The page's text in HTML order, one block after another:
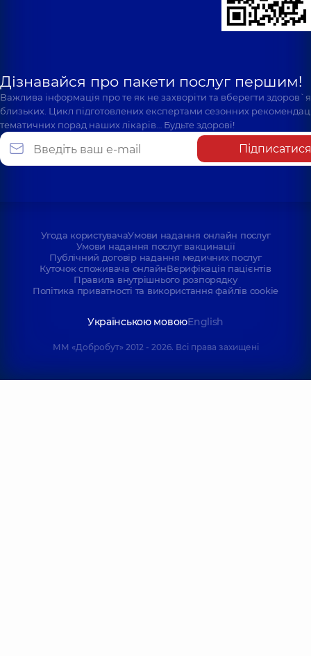
Дізнавайся про пакети послуг першим!
Важлива інформація про те як не захворіти та вберегти
близьких. Цикл підготовлених експертами сезонних
тематичних порад наших лікарів… Будьте здорові!
Підписатися
Угода користувачаУмови надання онлайн послуг
Умови надання послуг вакцинації
Публічний договір надання медичних послуг
Куточок споживача онлайнВерифікація пацієнтів
Правила внутрішнього розпорядку
Політика приватності та використання файлів cookie
Українською мовоюEnglish
ММ «Добробут» 2012 - 2026. Всі права захищені